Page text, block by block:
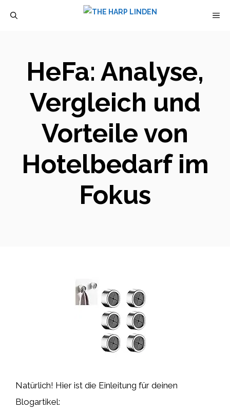
HeFa: Analyse,
Vergleich und
Vorteile von
Hotelbedarf im
Fokus
Natürlich! Hier ist die Einleitung für deinen
Blogartikel: